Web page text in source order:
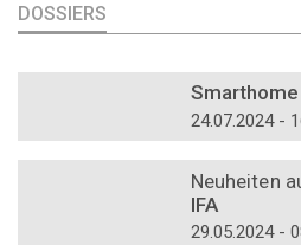
DOSSIERS
Smarthome
24.07.2024 -
Neuheiten
IFA
29.05.2024 -